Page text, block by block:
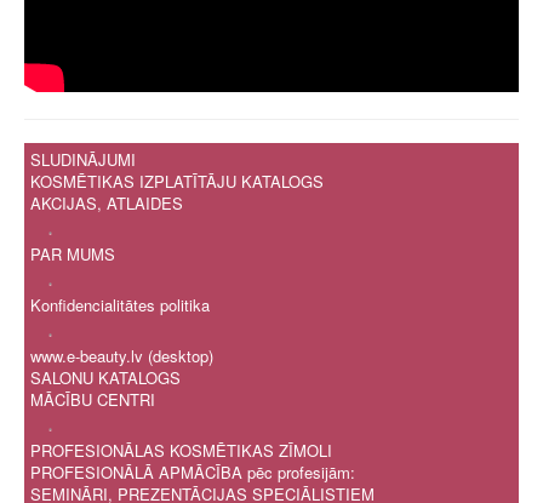
SLUDINĀJUMI
KOSMĒTIKAS IZPLATĪTĀJU KATALOGS
AKCIJAS, ATLAIDES
.
PAR MUMS
.
Konfidencialitātes politika
.
www.e-beauty.lv (desktop)
SALONU KATALOGS
MĀCĪBU CENTRI
.
PROFESIONĀLAS KOSMĒTIKAS ZĪMOLI
PROFESIONĀLĀ APMĀCĪBA pēc profesijām:
SEMINĀRI, PREZENTĀCIJAS SPECIĀLISTIEM